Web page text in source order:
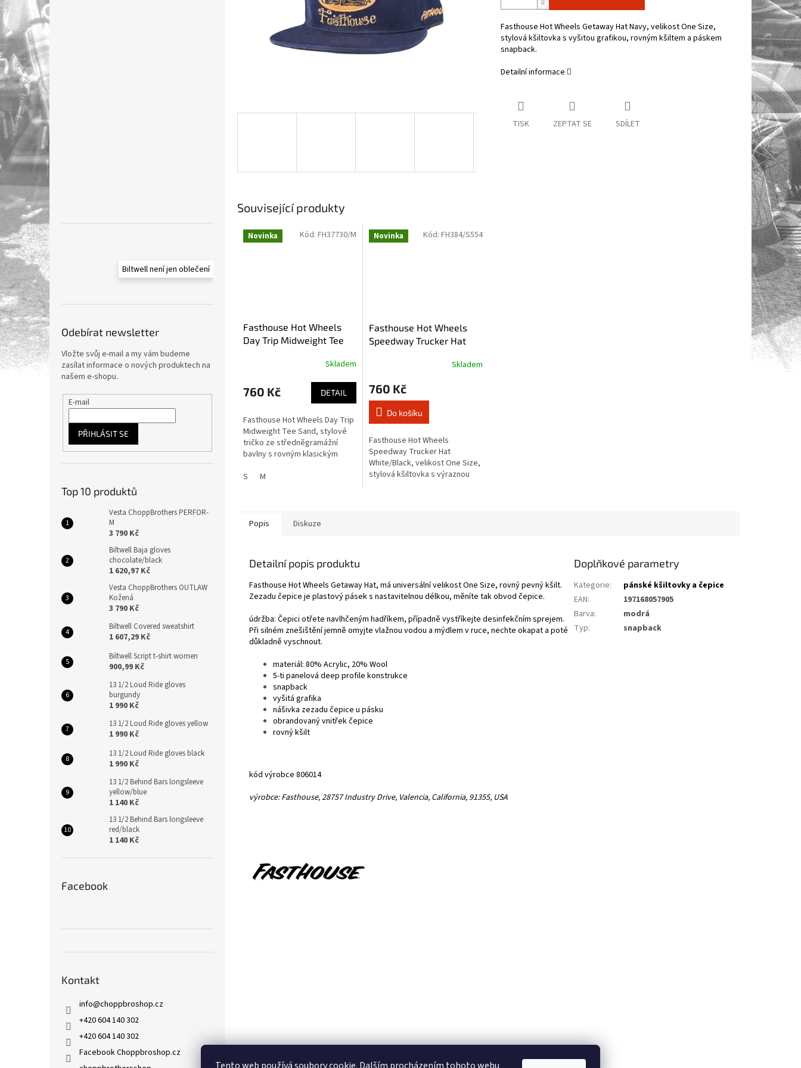
n
e
Biltwell není jen oblečení
Odebírat newsletter
Vložte svůj e-mail a my vám budeme
zasílat informace o nových produktech na
našem e-shopu.
E-mail
PŘIHLÁSIT SE
Top 10 produktů
Vesta ChoppBrothers PERFOR-
M
3 790 Kč
Biltwell Baja gloves
chocolate/black
1 620,97 Kč
Vesta ChoppBrothers OUTLAW
Kožená
3 790 Kč
Biltwell Covered sweatshirt
1 607,29 Kč
Biltwell Script t-shirt women
900,99 Kč
13 1/2 Loud Ride gloves
burgundy
1 990 Kč
13 1/2 Loud Ride gloves yellow
1 990 Kč
13 1/2 Loud Ride gloves black
1 990 Kč
13 1/2 Behind Bars longsleeve
yellow/blue
1 140 Kč
13 1/2 Behind Bars longsleeve
red/black
1 140 Kč
Facebook
Kontakt
info@choppbroshop.cz
+420 604 140 302
+420 604 140 302
Facebook Choppbroshop.cz
Fasthouse Hot Wheels Getaway Hat Navy, velikost One Size,
stylová kšiltovka s vyšitou grafikou, rovným kšiltem a páskem
snapback.
Detailní informace
TISK ZEPTAT SE SDÍLET
Související produkty
Novinka
Fasthouse Hot Wheels
Day Trip Midweight Tee
Skladem
760 Kč DETAIL
Fasthouse Hot Wheels Day Trip
Midweight Tee Sand, stylové
tričko ze středněgramážní
bavlny s rovným klasickým
S
M
Kód: FH37730/M Novinka
Fasthouse Hot Wheels
Speedway Trucker Hat
Skladem
760 Kč
Do košíku
Fasthouse Hot Wheels
Speedway Trucker Hat
White/Black, velikost One Size,
stylová kšiltovka s výraznou
Kód: FH384/S554
Popis Diskuze
Detailní popis produktu
Fasthouse Hot Wheels Getaway Hat, má universální velikost One Size, rovný pevný kšilt.
Zezadu čepice je plastový pásek s nastavitelnou délkou, měníte tak obvod čepice.
údržba: Čepici otřete navlhčeným hadříkem, případně vystříkejte desinfekčním sprejem.
Při silném znešištění jemně omyjte vlažnou vodou a mýdlem v ruce, nechte okapat a poté
důkladně vyschnout.
materiál: 80% Acrylic, 20% Wool
5-ti panelová deep profile konstrukce
snapback
vyšitá grafika
nášivka zezadu čepice u pásku
obrandovaný vnitřek čepice
rovný kšilt
kód výrobce 806014
výrobce: Fasthouse, 28757 Industry Drive, Valencia, California, 91355, USA
Doplňkové parametry
Kategorie:
pánské kšiltovky a čepice
EAN:
197168057905
Barva:
modrá
Typ: snapback